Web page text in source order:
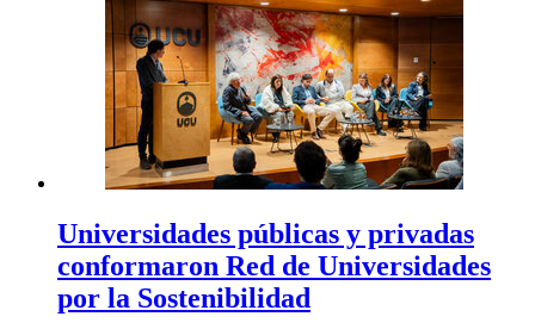
Universidades públicas y privadas
conformaron Red de Universidades
por la Sostenibilidad